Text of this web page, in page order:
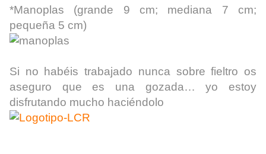
*Manoplas (grande 9 cm; mediana 7 cm;
pequeña 5 cm)
Si no habéis trabajado nunca sobre fieltro os
aseguro que es una gozada… yo estoy
disfrutando mucho haciéndolo